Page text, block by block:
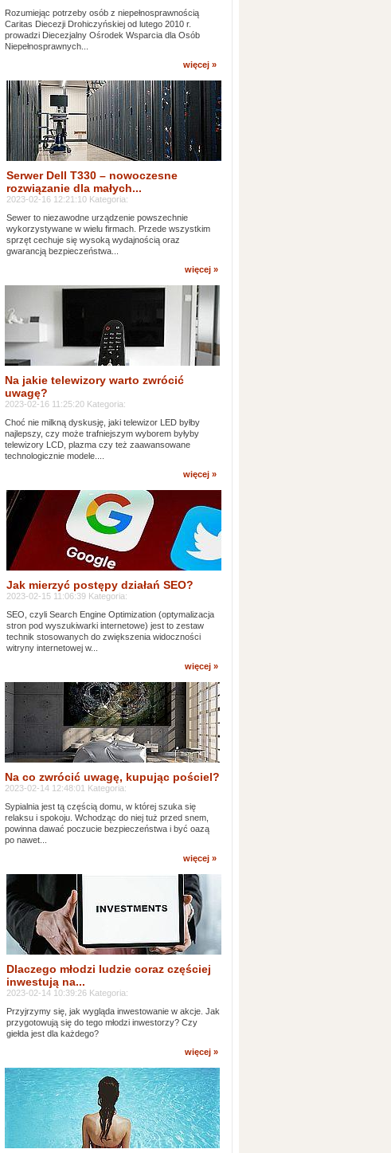
Rozumiejąc potrzeby osób z niepełnosprawnością
Caritas Diecezji Drohiczyńskiej od lutego 2010 r.
prowadzi Diecezjalny Ośrodek Wsparcia dla Osób
Niepełnosprawnych...
więcej »
Serwer Dell T330 – nowoczesne
rozwiązanie dla małych...
2023-02-16 12:21:10 Kategoria:
Sewer to niezawodne urządzenie powszechnie
wykorzystywane w wielu firmach. Przede wszystkim
sprzęt cechuje się wysoką wydajnością oraz
gwarancją bezpieczeństwa...
więcej »
Na jakie telewizory warto zwrócić
uwagę?
2023-02-16 11:25:20 Kategoria:
Choć nie milkną dyskusję, jaki telewizor LED byłby
najlepszy, czy może trafniejszym wyborem byłyby
telewizory LCD, plazma czy też zaawansowane
technologicznie modele....
więcej »
Jak mierzyć postępy działań SEO?
2023-02-15 11:06:39 Kategoria:
SEO, czyli Search Engine Optimization (optymalizacja
stron pod wyszukiwarki internetowe) jest to zestaw
technik stosowanych do zwiększenia widoczności
witryny internetowej w...
więcej »
Na co zwrócić uwagę, kupując pościel?
2023-02-14 12:48:01 Kategoria:
Sypialnia jest tą częścią domu, w której szuka się
relaksu i spokoju. Wchodząc do niej tuż przed snem,
powinna dawać poczucie bezpieczeństwa i być oazą
po nawet...
więcej »
Dlaczego młodzi ludzie coraz częściej
inwestują na...
2023-02-14 10:39:26 Kategoria:
Przyjrzymy się, jak wygląda inwestowanie w akcje. Jak
przygotowują się do tego młodzi inwestorzy? Czy
giełda jest dla każdego?
więcej »